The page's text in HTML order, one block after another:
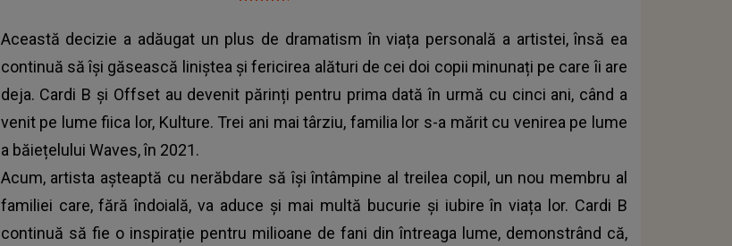
Această decizie a adăugat un plus de dramatism în viața personală a artistei, însă ea
continuă să își găsească liniștea și fericirea alături de cei doi copii minunați pe care îi are
deja. Cardi B și Offset au devenit părinți pentru prima dată în urmă cu cinci ani, când a
venit pe lume fiica lor, Kulture. Trei ani mai târziu, familia lor s-a mărit cu venirea pe lume
a băiețelului Waves, în 2021.
Acum, artista așteaptă cu nerăbdare să își întâmpine al treilea copil, un nou membru al
familiei care, fără îndoială, va aduce și mai multă bucurie și iubire în viața lor. Cardi B
continuă să fie o inspirație pentru milioane de fani din întreaga lume, demonstrând că,